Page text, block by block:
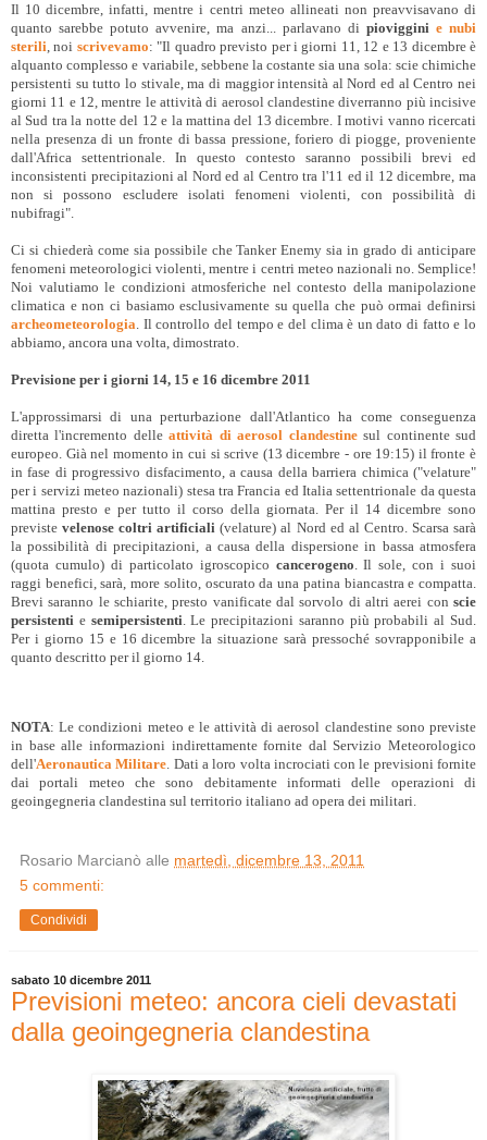
Il 10 dicembre, infatti, mentre i centri meteo allineati non preavvisavano di
quanto sarebbe potuto avvenire, ma anzi... parlavano di pioviggini e nubi
sterili, noi scrivevamo: "Il quadro previsto per i giorni 11, 12 e 13 dicembre è
alquanto complesso e variabile, sebbene la costante sia una sola: scie chimiche
persistenti su tutto lo stivale, ma di maggior intensità al Nord ed al Centro nei
giorni 11 e 12, mentre le attività di aerosol clandestine diverranno più incisive
al Sud tra la notte del 12 e la mattina del 13 dicembre. I motivi vanno ricercati
nella presenza di un fronte di bassa pressione, foriero di piogge, proveniente
dall'Africa settentrionale. In questo contesto saranno possibili brevi ed
inconsistenti precipitazioni al Nord ed al Centro tra l'11 ed il 12 dicembre, ma
non si possono escludere isolati fenomeni violenti, con possibilità di
nubifragi".
Ci si chiederà come sia possibile che Tanker Enemy sia in grado di anticipare
fenomeni meteorologici violenti, mentre i centri meteo nazionali no. Semplice!
Noi valutiamo le condizioni atmosferiche nel contesto della manipolazione
climatica e non ci basiamo esclusivamente su quella che può ormai definirsi
archeometeorologia. Il controllo del tempo e del clima è un dato di fatto e lo
abbiamo, ancora una volta, dimostrato.
Previsione per i giorni 14, 15 e 16 dicembre 2011
L'approssimarsi di una perturbazione dall'Atlantico ha come conseguenza
diretta l'incremento delleattività di aerosol clandestinesul continente sud
europeo. Già nel momento in cui si scrive (13 dicembre - ore 19:15) il fronte è
in fase di progressivo disfacimento, a causa della barriera chimica ("velature"
per i servizi meteo nazionali) stesa tra Francia ed Italia settentrionale da questa
mattina presto e per tutto il corso della giornata. Per il 14 dicembre sono
previstevelenose coltri artificiali(velature) al Nord ed al Centro. Scarsa sarà
la possibilità di precipitazioni, a causa della dispersione in bassa atmosfera
(quota cumulo) di particolato igroscopico cancerogeno. Il sole, con i suoi
raggi benefici, sarà, more solito, oscurato da una patina biancastra e compatta.
Brevi saranno le schiarite, presto vanificate dal sorvolo di altri aerei con scie
persistenti e semipersistenti. Le precipitazioni saranno più probabili al Sud.
Per i giorno 15 e 16 dicembre la situazione sarà pressoché sovrapponibile a
quanto descritto per il giorno 14.
NOTA: Le condizioni meteo e le attività di aerosol clandestine sono previste
in base alle informazioni indirettamente fornite dal Servizio Meteorologico
dell'Aeronautica Militare. Dati a loro volta incrociati con le previsioni fornite
dai portali meteo che sono debitamente informati delle operazioni di
geoingegneria clandestina sul territorio italiano ad opera dei militari.
Rosario Marcianò alle martedì, dicembre 13, 2011
5 commenti:
Condividi
sabato 10 dicembre 2011
Previsioni meteo: ancora cieli devastati
dalla geoingegneria clandestina